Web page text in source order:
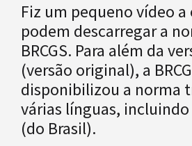
Fiz um pequeno vídeo
podem descarregar a
BRCGS. Para além da
(versão original), a
disponibilizou a norma
várias línguas,
(do Brasil).